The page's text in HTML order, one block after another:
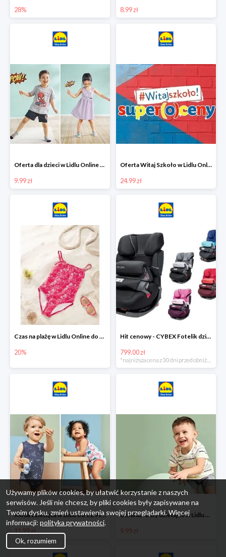
28% 8.99 zł
Oferta dla dzieci w Lidlu Online od 9,99 zł
9.99 zł
Oferta Witaj Szkoło w Lidlu Online od 24,99 zł
24.99 zł
Czas na plażę w Lidlu Online do -20%
20%
Hit cenowy - CYBEX Fotelik dziecięcy samochodowy Pallasfix grupa I-III, 9-36 kg
799.00 zł
Moda dziecięca w Lidlu od 11.99 zł
11.99 zł
Ubrania i buty dziecięce w Lidlu Online od 9,99 zł
9.99 zł
Używamy plików cookies, by ułatwić korzystanie z naszych
serwisów. Jeśli nie chcesz, by pliki cookies były zapisywane na
Twoim dysku, zmień ustawienia swojej przeglądarki. Więcej
informacji: polityka prywatności.
Ok, rozumiem